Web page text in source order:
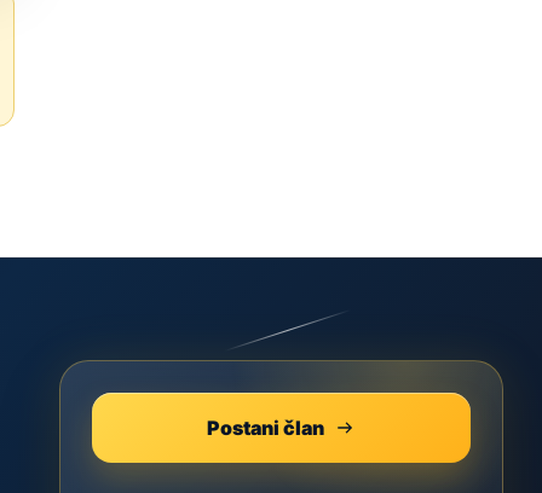
Postani član